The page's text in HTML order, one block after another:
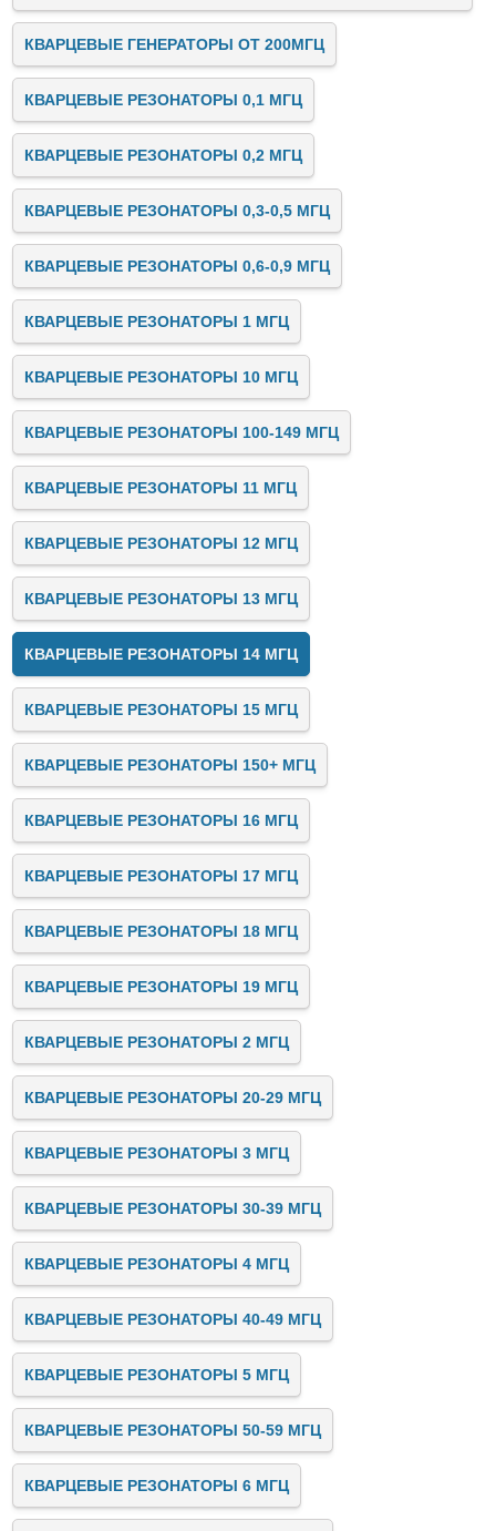
КВАРЦЕВЫЕ ГЕНЕРАТОРЫ ОТ 200МГЦ
КВАРЦЕВЫЕ РЕЗОНАТОРЫ 0,1 МГЦ
КВАРЦЕВЫЕ РЕЗОНАТОРЫ 0,2 МГЦ
КВАРЦЕВЫЕ РЕЗОНАТОРЫ 0,3-0,5 МГЦ
КВАРЦЕВЫЕ РЕЗОНАТОРЫ 0,6-0,9 МГЦ
КВАРЦЕВЫЕ РЕЗОНАТОРЫ 1 МГЦ
КВАРЦЕВЫЕ РЕЗОНАТОРЫ 10 МГЦ
КВАРЦЕВЫЕ РЕЗОНАТОРЫ 100-149 МГЦ
КВАРЦЕВЫЕ РЕЗОНАТОРЫ 11 МГЦ
КВАРЦЕВЫЕ РЕЗОНАТОРЫ 12 МГЦ
КВАРЦЕВЫЕ РЕЗОНАТОРЫ 13 МГЦ
КВАРЦЕВЫЕ РЕЗОНАТОРЫ 14 МГЦ
КВАРЦЕВЫЕ РЕЗОНАТОРЫ 15 МГЦ
КВАРЦЕВЫЕ РЕЗОНАТОРЫ 150+ МГЦ
КВАРЦЕВЫЕ РЕЗОНАТОРЫ 16 МГЦ
КВАРЦЕВЫЕ РЕЗОНАТОРЫ 17 МГЦ
КВАРЦЕВЫЕ РЕЗОНАТОРЫ 18 МГЦ
КВАРЦЕВЫЕ РЕЗОНАТОРЫ 19 МГЦ
КВАРЦЕВЫЕ РЕЗОНАТОРЫ 2 МГЦ
КВАРЦЕВЫЕ РЕЗОНАТОРЫ 20-29 МГЦ
КВАРЦЕВЫЕ РЕЗОНАТОРЫ 3 МГЦ
КВАРЦЕВЫЕ РЕЗОНАТОРЫ 30-39 МГЦ
КВАРЦЕВЫЕ РЕЗОНАТОРЫ 4 МГЦ
КВАРЦЕВЫЕ РЕЗОНАТОРЫ 40-49 МГЦ
КВАРЦЕВЫЕ РЕЗОНАТОРЫ 5 МГЦ
КВАРЦЕВЫЕ РЕЗОНАТОРЫ 50-59 МГЦ
КВАРЦЕВЫЕ РЕЗОНАТОРЫ 6 МГЦ